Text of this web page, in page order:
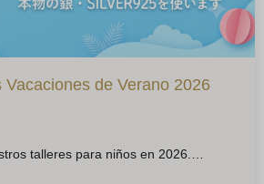
Vacaciones de Verano 2026
talleres para niños en 2026.